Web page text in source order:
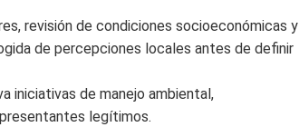
revisión de condiciones socioeconómicas y
de percepciones locales antes de definir
iniciativas de manejo ambiental,
legítimos.